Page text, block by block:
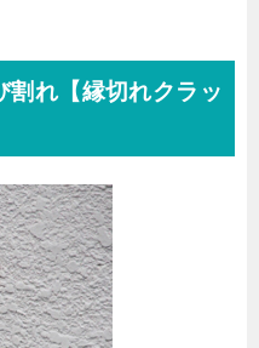
割れ【縁切れクラッ